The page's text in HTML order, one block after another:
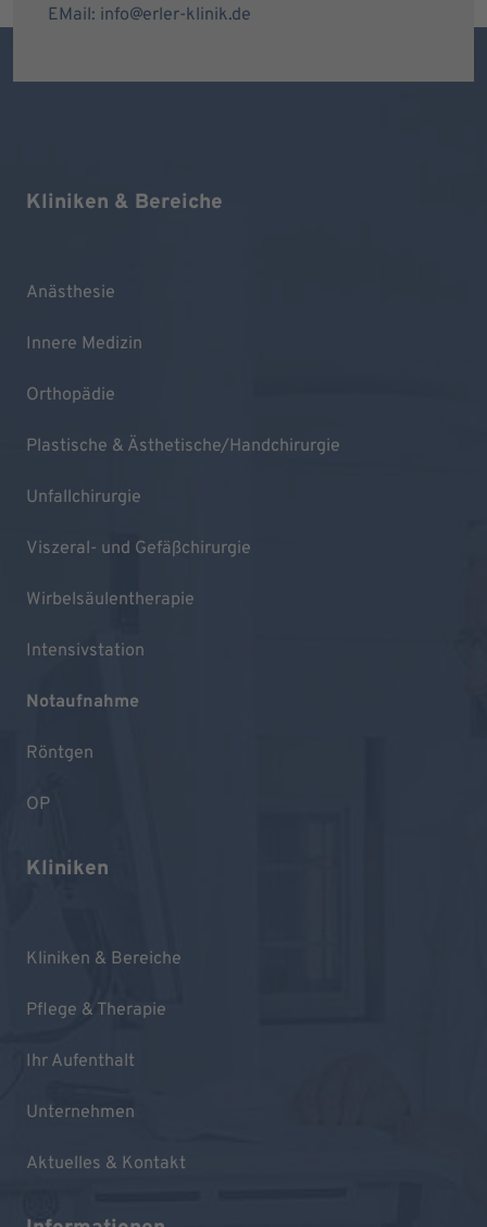
EMail: info@erler-klinik.de
Kliniken & Bereiche
Anästhesie
Innere Medizin
Orthopädie
Plastische & Ästhetische/Handchirurgie
Unfallchirurgie
Viszeral- und Gefäßchirurgie
Wirbelsäulentherapie
Intensivstation
Notaufnahme
Röntgen
OP
Kliniken
Kliniken & Bereiche
Pflege & Therapie
Ihr Aufenthalt
Unternehmen
Aktuelles & Kontakt